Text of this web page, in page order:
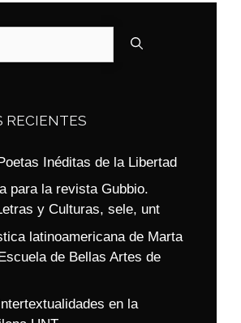
RECIENTES
Inéditas de la Libertad
para la revista Gubbio.
y Culturas, sele, unt
latinoamericana de Marta
de Bellas Artes de
en la